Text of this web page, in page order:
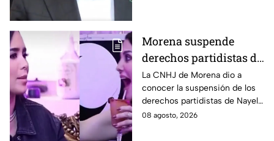
Morena suspende
derechos partidistas de
Nayeli Salvatori y
Graciela Palomares
tras dichos contra
adultos mayores
La CNHJ de Morena dio a
conocer la suspensión de los
derechos partidistas de Nayeli
Salvatori y Graciela Palomares
08 agosto, 2026